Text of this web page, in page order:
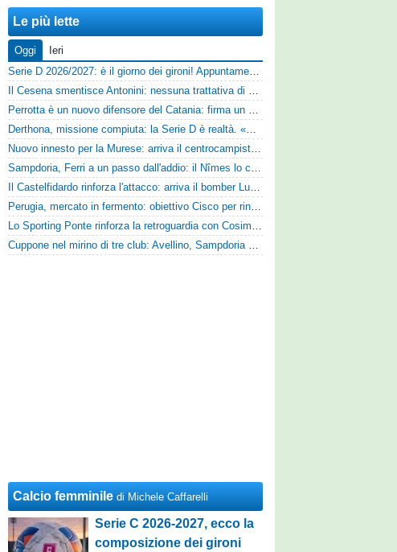
Le più lette
Oggi
Ieri
Serie D 2026/2027: è il giorno dei gironi! Appuntamento fissato
Il Cesena smentisce Antonini: nessuna trattativa di cessione
Perrotta è un nuovo difensore del Catania: firma un contratto annuale
Derthona, missione compiuta: la Serie D è realtà. «Siamo una società seria»
Nuovo innesto per la Murese: arriva il centrocampista Tomas Acosta
Sampdoria, Ferri a un passo dall'addio: il Nîmes lo cerca
Il Castelfidardo rinforza l'attacco: arriva il bomber Luca Cognigni
Perugia, mercato in fermento: obiettivo Cisco per rinforzare la fascia
Lo Sporting Ponte rinforza la retroguardia con Cosimo Michele Rotondi
Cuppone nel mirino di tre club: Avellino, Sampdoria e Vicenza sull'attaccante dell'Entella
Calcio femminile di Michele Caffarelli
Serie C 2026-2027, ecco la
composizione dei gironi